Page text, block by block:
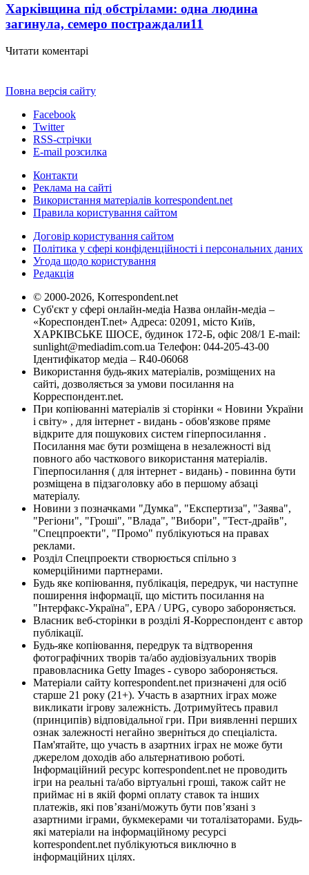
Харківщина під обстрілами: одна людина
загинула, семеро постраждали11
Читати коментарі
Повна версія сайту
Facebook
Twitter
RSS-стрічки
E-mail розсилка
Контакти
Реклама на сайті
Використання матеріалів korrespondent.net
Правила користування сайтом
Договір користування сайтом
Політика у сфері конфіденційності і персональних даних
Угода щодо користування
Редакція
© 2000-2026, Korrespondent.net
Суб'єкт у сфері онлайн-медіа Назва онлайн-медіа –
«КореспонденТ.net» Адреса: 02091, місто Київ,
ХАРКІВСЬКЕ ШОСЕ, будинок 172-Б, офіс 208/1 E-mail:
sunlight@mediadim.com.ua Телефон: 044-205-43-00
Ідентифікатор медіа – R40-06068
Використання будь-яких матеріалів, розміщених на
сайті, дозволяється за умови посилання на
Корреспондент.net.
При копіюванні матеріалів зі сторінки « Новини України
і світу» , для інтернет - видань - обов'язкове пряме
відкрите для пошукових систем гіперпосилання .
Посилання має бути розміщена в незалежності від
повного або часткового використання матеріалів.
Гіперпосилання ( для інтернет - видань) - повинна бути
розміщена в підзаголовку або в першому абзаці
матеріалу.
Новини з позначками "Думка", "Експертиза", "Заява",
"Регіони", "Гроші", "Влада", "Вибори", "Тест-драйв",
"Спецпроекти", "Промо" публікуються на правах
реклами.
Розділ Спецпроекти створюється спільно з
комерційними партнерами.
Будь яке копіювання, публікація, передрук, чи наступне
поширення інформації, що містить посилання на
"Інтерфакс-Україна", EPA / UPG, суворо забороняється.
Власник веб-сторінки в розділі Я-Корреспондент є автор
публікації.
Будь-яке копіювання, передрук та відтворення
фотографічних творів та/або аудіовізуальних творів
правовласника Getty Images - суворо забороняється.
Матеріали сайту korrespondent.net призначені для осіб
старше 21 року (21+). Участь в азартних іграх може
викликати ігрову залежність. Дотримуйтесь правил
(принципів) відповідальної гри. При виявленні перших
ознак залежності негайно зверніться до спеціаліста.
Пам'ятайте, що участь в азартних іграх не може бути
джерелом доходів або альтернативою роботі.
Інформаційний ресурс korrespondent.net не проводить
ігри на реальні та/або віртуальні гроші, також сайт не
приймає ні в якій формі оплату ставок та інших
платежів, які пов’язані/можуть бути пов’язані з
азартними іграми, букмекерами чи тоталізаторами. Будь-
які матеріали на інформаційному ресурсі
korrespondent.net публікуються виключно в
інформаційних цілях.